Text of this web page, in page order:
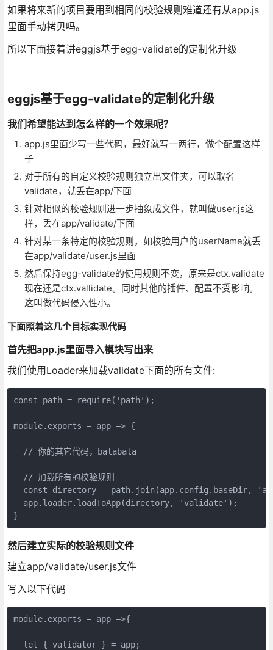
如果将来新的项目要用到相同的校验规则难道还有从app.js
里面手动拷贝吗。
所以下面接着讲eggjs基于egg-validate的定制化升级
eggjs基于egg-validate的定制化升级
我们希望能达到怎么样的一个效果呢？
app.js里面少写一些代码，最好就写一两行，做个配置这样
子
对于所有的自定义校验规则独立出文件夹，可以取名
validate，就丢在app/下面
针对相似的校验规则进一步抽象成文件，就叫做user.js这
样，丢在app/validate/下面
针对某一条特定的校验规则，如校验用户的userName就丢
在app/validate/user.js里面
然后保持egg-validate的使用规则不变，原来是ctx.validate
现在还是ctx.vallidate。同时其他的插件、配置不受影响。
这叫做代码侵入性小。
下面照着这几个目标实现代码
首先把app.js里面导入模块写出来
我们使用Loader来加载validate下面的所有文件:
const path = require('path');
module.exports = app => {
  // 你的其它代码，balabala
  // 加载所有的校验规则
const directory = path.join(app.config.baseDir,
  app.loader.loadToApp(directory, 'validate');
}
然后建立实际的校验规则文件
建立app/validate/user.js文件
写入以下代码
module.exports = app =>{
  let { validator } = app;